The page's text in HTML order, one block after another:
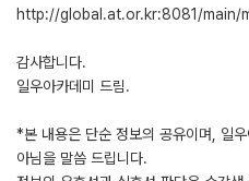
http://global.at.or.kr:8081/main/
감사합니다.
일우아카데미 드림.
*본 내용은 단순 정보의 공유이며, 일우
아님을 말씀 드립니다.